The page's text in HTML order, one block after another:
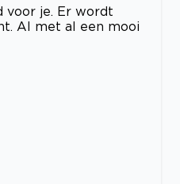
voor je. Er wordt
Al met al een mooi